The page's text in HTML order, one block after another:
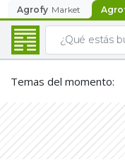
Agrofy Market
Temas del momento: